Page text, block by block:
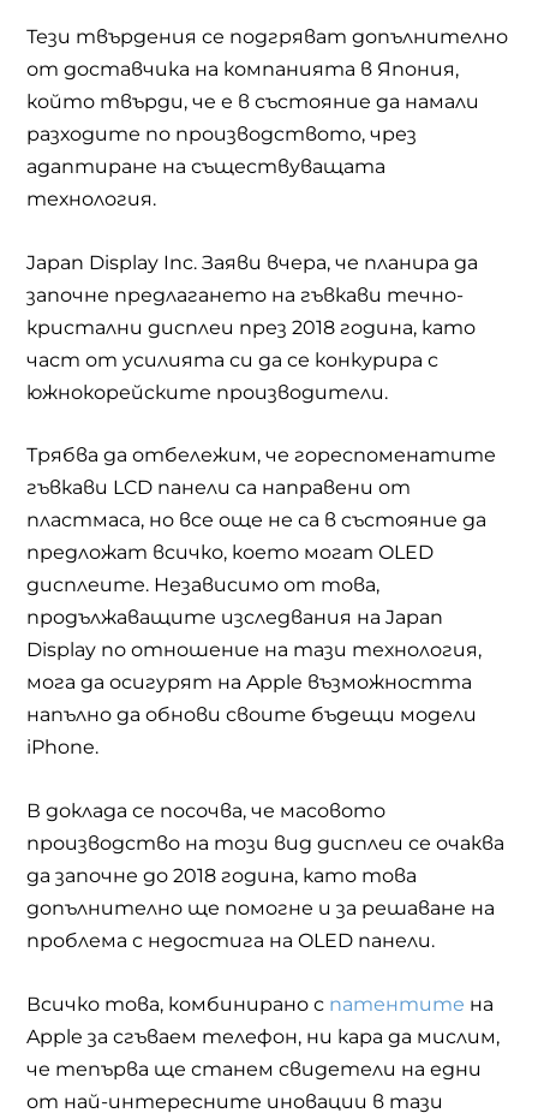
Тези твърдения се подгряват допълнително
от доставчика на компанията в Япония,
който твърди, че е в състояние да намали
разходите по производството, чрез
адаптиране на съществуващата
технология.
Japan Display Inc. Заяви вчера, че планира да
започне предлагането на гъвкави течно-
кристални дисплеи през 2018 година, като
част от усилията си да се конкурира с
южнокорейските производители.
Трябва да отбележим, че гореспоменатите
гъвкави LCD панели са направени от
пластмаса, но все още не са в състояние да
предложат всичко, което могатOLED
дисплеите. Независимо от това,
продължаващите изследвания наJapan
Display по отношение на тази технология,
мога да осигурят наApple възможността
напълно да обнови своите бъдещи модели
iPhone.
В доклада се посочва, че масовото
производство на този вид дисплеи се очаква
да започне до 2018 година, като това
допълнително ще помогне и за решаване на
проблема с недостига наOLED панели.
Всичко това, комбинирано с патентите на
Appleза сгъваем телефон, ни кара да мислим,
че тепърва ще станем свидетели на едни
от най-интересните иновации в тази